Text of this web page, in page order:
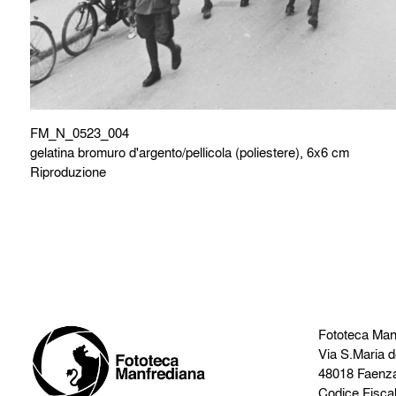
FM_N_0523_004
gelatina bromuro d'argento/pellicola (poliestere), 6x6 cm
Riproduzione
Fototeca
Via S.Maria
48018
Codice